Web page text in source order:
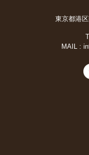
東京都港
MAIL :